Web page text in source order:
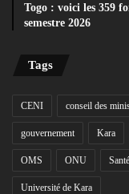
Togo : voici les 359
semestre 2026
Tags
CENI conseil des
gouvernement Kara
OMS ONU Santé
Université de Kara